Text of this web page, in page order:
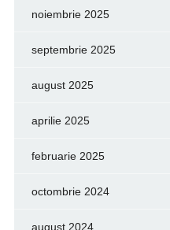
noiembrie 2025
septembrie 2025
august 2025
aprilie 2025
februarie 2025
octombrie 2024
august 2024